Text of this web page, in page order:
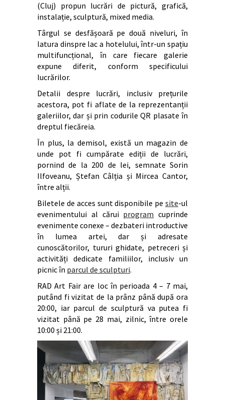
(Cluj) propun lucrări de pictură, grafică,
instalație, sculptură, mixed media.
Târgul se desfășoară pe două niveluri, în
latura dinspre lac a hotelului, într-un spațiu
multifuncțional, în care fiecare galerie
expune diferit, conform specificului
lucrărilor.
Detalii despre lucrări, inclusiv prețurile
acestora, pot fi aflate de la reprezentanții
galeriilor, dar și prin codurile QR plasate în
dreptul fiecăreia.
În plus, la demisol, există un magazin de
unde pot fi cumpărate ediții de lucrări,
pornind de la 200 de lei, semnate Sorin
Ilfoveanu, Ștefan Câlția și Mircea Cantor,
între alții.
Biletele de acces sunt disponibile pe site-ul
evenimentului al cărui program cuprinde
evenimente conexe – dezbateri introductive
în lumea artei, dar și adresate
cunoscătorilor, tururi ghidate, petreceri și
activități dedicate familiilor, inclusiv un
picnic în parcul de sculpturi.
RAD Art Fair are loc în perioada 4 – 7 mai,
putând fi vizitat de la prânz până după ora
20:00, iar parcul de sculptură va putea fi
vizitat până pe 28 mai, zilnic, între orele
10:00 și 21:00.